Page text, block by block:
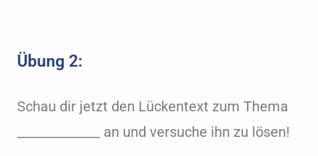
Übung 2: ​
Schau dir jetzt den Lückentext zum Thema
_____________ an und versuche ihn zu lösen!